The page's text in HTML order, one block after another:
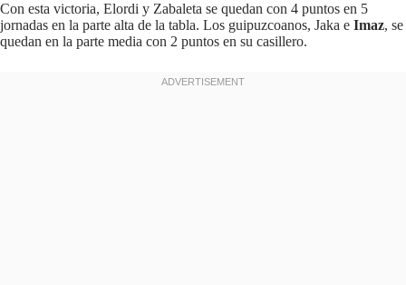
Con esta victoria, Elordi y Zabaleta se quedan con 4 puntos en 5
jornadas en la parte alta de la tabla. Los guipuzcoanos, Jaka e Imaz, se
quedan en la parte media con 2 puntos en su casillero.